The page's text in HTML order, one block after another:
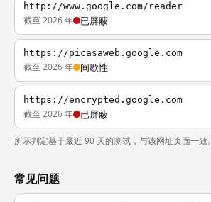
http://www.google.com/reader
截至 2026 年 已屏蔽
https://picasaweb.google.com
截至 2026 年 间歇性
https://encrypted.google.com
截至 2026 年 已屏蔽
所示判定基于最近 90 天的测试，与该网址页面一致。
常见问题